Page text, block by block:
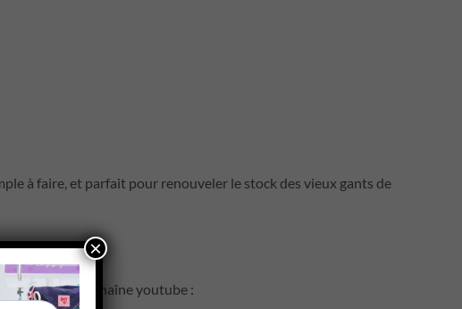
à faire, et parfait pour renouveler le stock des vieux gants de
sur ma chaîne youtube :
×